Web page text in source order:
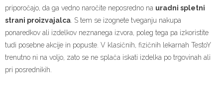
priporočajo, da ga vedno naročite neposredno na uradni spletni
strani proizvajalca . S tem se izognete tveganju nakupa
ponaredkov ali izdelkov neznanega izvora, poleg tega pa izkoristite
tudi posebne akcije in popuste. V klasičnih, fizičnih lekarnah TestoY
trenutno ni na voljo, zato se ne splača iskati izdelka po trgovinah ali
pri posrednikih.